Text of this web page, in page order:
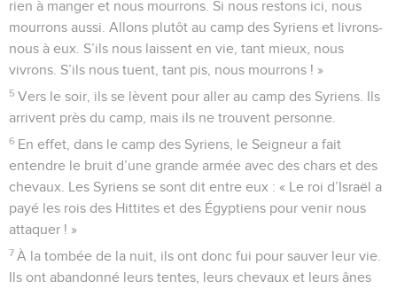
rien à manger et nous mourrons. Si nous restons ici, nous
mourrons aussi. Allons plutôt au camp des Syriens et livrons-
nous à eux. S’ils nous laissent en vie, tant mieux, nous
vivrons. S’ils nous tuent, tant pis, nous mourrons ! »
5 Vers le soir, ils se lèvent pour aller au camp des Syriens. Ils
arrivent près du camp, mais ils ne trouvent personne.
6 En effet, dans le camp des Syriens, le Seigneur a fait
entendre le bruit d’une grande armée avec des chars et des
chevaux. Les Syriens se sont dit entre eux : « Le roi d’Israël a
payé les rois des Hittites et des Égyptiens pour venir nous
attaquer ! »
7 À la tombée de la nuit, ils ont donc fui pour sauver leur vie.
Ils ont abandonné leurs tentes, leurs chevaux et leurs ânes